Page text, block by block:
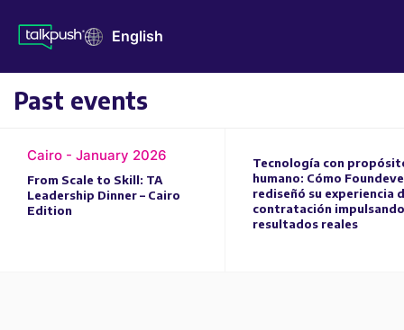
English
Past events
Cairo - January 2026
From Scale to Skill: TA
Leadership Dinner – Cairo
Edition
Tecnología con
humano: Cómo
rediseñó su experiencia
contratación impulsando
resultados reales